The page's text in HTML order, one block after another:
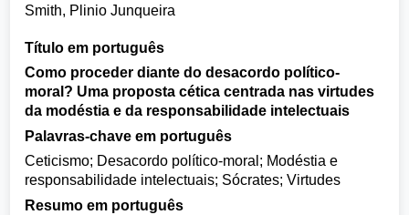
Smith, Plinio Junqueira
Título em português
Como proceder diante do desacordo político-
moral? Uma proposta cética centrada nas virtudes
da modéstia e da responsabilidade intelectuais
Palavras-chave em português
Ceticismo; Desacordo político-moral; Modéstia e
responsabilidade intelectuais; Sócrates; Virtudes
Resumo em português